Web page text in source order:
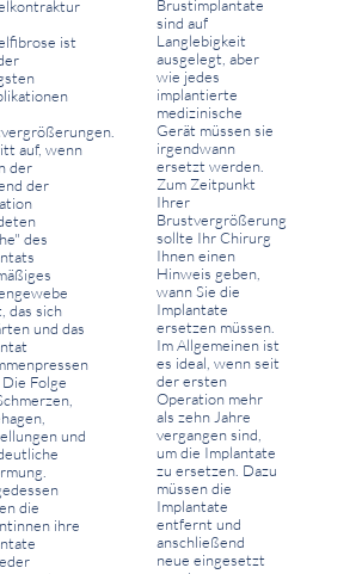
ist
auf, wenn
der
der
des
das sich
und das
Die Folge
und
die
ihre
Brustimplantate
sind auf
Langlebigkeit
ausgelegt, aber
wie jedes
implantierte
medizinische
Gerät müssen sie
irgendwann
ersetzt werden.
Zum Zeitpunkt
Ihrer
Brustvergrößerung
sollte Ihr Chirurg
Ihnen einen
Hinweis geben,
wann Sie die
Implantate
ersetzen müssen.
Im Allgemeinen ist
es ideal, wenn seit
der ersten
Operation mehr
als zehn Jahre
vergangen sind,
um die Implantate
zu ersetzen. Dazu
müssen die
Implantate
entfernt und
anschließend
neue eingesetzt